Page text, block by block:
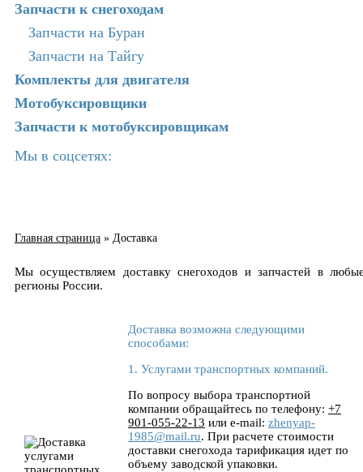
Запчасти к снегоходам
Запчасти на Буран
Запчасти на Тайгу
Комплекты для двигателя
Мотобуксировщики
Запчасти к мотобуксировщикам
Мы в соцсетях:
Главная страница » Доставка
Мы осуществляем доставку снегоходов и запчастей в
регионы России.
Доставка возможна следующими
способами:
1. Услугами транспортных компаний.
По вопросу выбора транспортной
компании обращайтесь по телефону: +7
901-055-22-13 или e-mail: zhenyap-
1985@mail.ru. При расчете стоимости
доставки снегохода тарификация идет по
объему заводской упаковки.